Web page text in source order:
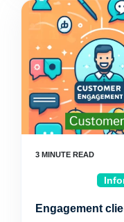
Engagement